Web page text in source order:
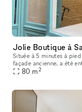
Jolie Boutique à
Située à 5 minutes à
façade ancienne, a été
chaussée, un espace de
80 m2